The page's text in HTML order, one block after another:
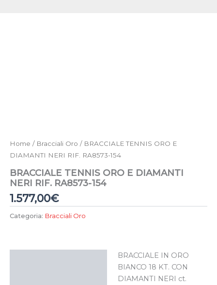
Home / Bracciali Oro / BRACCIALE TENNIS ORO E
DIAMANTI NERI RIF. RA8573-154
BRACCIALE TENNIS ORO E DIAMANTI
NERI RIF. RA8573-154
1.577,00€
Categoria: Bracciali Oro
BRACCIALE IN ORO
BIANCO 18 KT. CON
DIAMANTI NERI ct.